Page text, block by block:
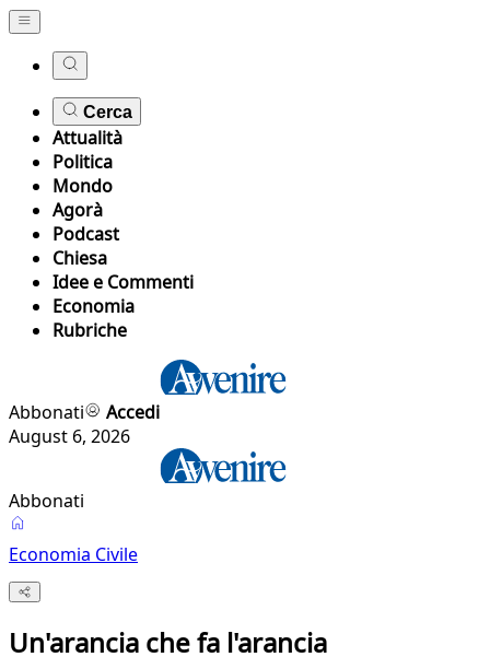
Cerca
Attualità
Politica
Mondo
Agorà
Podcast
Chiesa
Idee e Commenti
Economia
Rubriche
Abbonati
Accedi
August 6, 2026
Abbonati
Economia Civile
Un'arancia che fa l'arancia